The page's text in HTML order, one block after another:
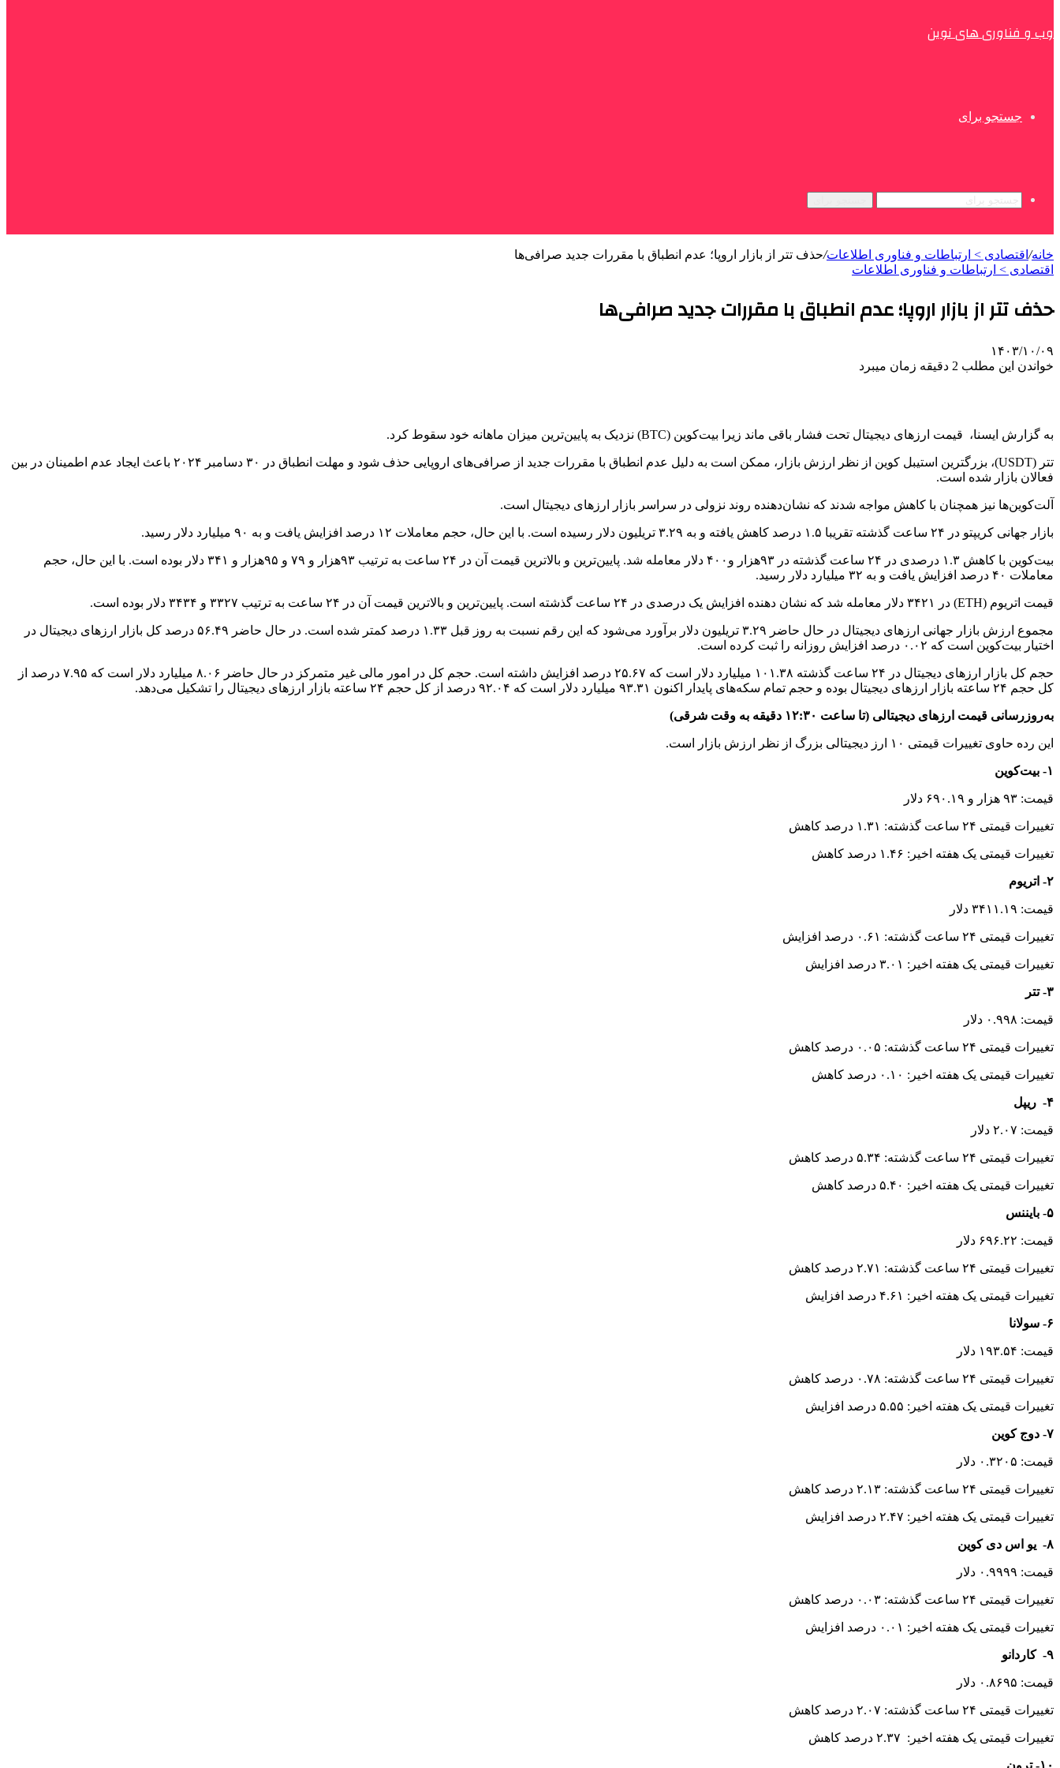
وب و فناوری های نوین
جستجو برای
خانه/ اقتصادی > ارتباطات و فناوری اطلاعات/حذف تتر از بازار اروپا؛ عدم انطباق با مقررات جدید صرافی‌ها
اقتصادی > ارتباطات و فناوری اطلاعات
حذف تتر از بازار اروپا؛ عدم انطباق با مقررات جدید صرافی‌ها
۱۴۰۳/۱۰/۰۹
خواندن این مطلب 2 دقیقه زمان میبرد
به گزارش ایسنا، قیمت ارزهای دیجیتال تحت فشار باقی ماند زیرا بیت‌کوین (BTC) نزدیک به پایین‌ترین میزان ماهانه خود سقوط کرد.
تتر (USDT)، بزرگترین استیبل کوین از نظر ارزش بازار، ممکن است به دلیل عدم انطباق با مقررات جدید از صرافی‌های اروپایی حذف شود و مهلت انطباق در ۳۰ دسامبر ۲۰۲۴ باعث ایجاد عدم اطمینان در بین
فعالان بازار شده است.
آلت‌کوین‌ها نیز همچنان با کاهش مواجه شدند که نشان‌دهنده روند نزولی در سراسر بازار ارزهای دیجیتال است.
بازار جهانی کریپتو در ۲۴ ساعت گذشته تقریبا ۱.۵ درصد کاهش یافته و به ۳.۲۹ تریلیون دلار رسیده است. با این حال، حجم معاملات ۱۲ درصد افزایش یافت و به ۹۰ میلیارد دلار رسید.
بیت‌کوین با کاهش ۱.۳ درصدی در ۲۴ ساعت گذشته در ۹۳هزار و۴۰۰ دلار معامله شد. پایین‌ترین و بالاترین قیمت آن در ۲۴ ساعت به ترتیب ۹۳هزار و ۷۹ و ۹۵هزار و ۳۴۱ دلار بوده است. با این حال، حجم
معاملات ۴۰ درصد افزایش یافت و به ۳۲ میلیارد دلار رسید.
قیمت اتریوم (ETH) در ۳۴۲۱ دلار معامله شد که نشان دهنده افزایش یک درصدی در ۲۴ ساعت گذشته است. پایین‌ترین و بالاترین قیمت آن در ۲۴ ساعت به ترتیب ۳۳۲۷ و ۳۴۳۴ دلار بوده است.
مجموع ارزش بازار جهانی ارزهای دیجیتال در حال حاضر ۳.۲۹ تریلیون دلار برآورد می‌شود که این رقم نسبت به روز قبل ۱.۳۳ درصد کمتر شده است. در حال حاضر ۵۶.۴۹ درصد کل بازار ارزهای دیجیتال در
اختیار بیت‌کوین است که ۰.۰۲ درصد افزایش روزانه را ثبت کرده است.
حجم کل بازار ارزهای دیجیتال در ۲۴ ساعت گذشته ۱۰۱.۳۸ میلیارد دلار است که ۲۵.۶۷ درصد افزایش داشته است. حجم کل در امور مالی غیر متمرکز در حال حاضر ۸.۰۶ میلیارد دلار است که ۷.۹۵ درصد از
کل حجم ۲۴ ساعته بازار ارزهای دیجیتال بوده و حجم تمام سکه‌های پایدار اکنون ۹۳.۳۱ میلیارد دلار است که ۹۲.۰۴ درصد از کل حجم ۲۴ ساعته بازار ارزهای دیجیتال را تشکیل می‌دهد.
به‌روزرسانی قیمت ارزهای دیجیتالی (تا ساعت ۱۲:۳۰ دقیقه به وقت شرقی)
این رده حاوی تغییرات قیمتی ۱۰ ارز دیجیتالی بزرگ از نظر ارزش بازار است.
۱- بیت‌کوین
قیمت: ۹۳ هزار و ۶۹۰.۱۹ دلار
تغییرات قیمتی ۲۴ ساعت گذشته: ۱.۳۱ درصد کاهش
تغییرات قیمتی یک هفته اخیر: ۱.۴۶ درصد کاهش
۲- اتریوم
قیمت: ۳۴۱۱.۱۹ دلار
تغییرات قیمتی ۲۴ ساعت گذشته: ۰.۶۱ درصد افزایش
تغییرات قیمتی یک هفته اخیر: ۳.۰۱ درصد افزایش
۳- تتر
قیمت: ۰.۹۹۸ دلار
تغییرات قیمتی ۲۴ ساعت گذشته: ۰.۰۵ درصد کاهش
تغییرات قیمتی یک هفته اخیر: ۰.۱۰ درصد کاهش
۴- ریپل
قیمت: ۲.۰۷ دلار
تغییرات قیمتی ۲۴ ساعت گذشته: ۵.۳۴ درصد کاهش
تغییرات قیمتی یک هفته اخیر: ۵.۴۰ درصد کاهش
۵- بایننس
قیمت: ۶۹۶.۲۲ دلار
تغییرات قیمتی ۲۴ ساعت گذشته: ۲.۷۱ درصد کاهش
تغییرات قیمتی یک هفته اخیر: ۴.۶۱ درصد افزایش
۶- سولانا
قیمت: ۱۹۳.۵۴ دلار
تغییرات قیمتی ۲۴ ساعت گذشته: ۰.۷۸ درصد کاهش
تغییرات قیمتی یک هفته اخیر: ۵.۵۵ درصد افزایش
۷- دوج کوین
قیمت: ۰.۳۲۰۵ دلار
تغییرات قیمتی ۲۴ ساعت گذشته: ۲.۱۳ درصد کاهش
تغییرات قیمتی یک هفته اخیر: ۲.۴۷ درصد افزایش
۸- یو اس دی کوین
قیمت: ۰.۹۹۹۹ دلار
تغییرات قیمتی ۲۴ ساعت گذشته: ۰.۰۳ درصد کاهش
تغییرات قیمتی یک هفته اخیر: ۰.۰۱ درصد افزایش
۹- کاردانو
قیمت: ۰.۸۶۹۵ دلار
تغییرات قیمتی ۲۴ ساعت گذشته: ۲.۰۷ درصد کاهش
تغییرات قیمتی یک هفته اخیر: ۲.۳۷ درصد کاهش
۱۰- ترون